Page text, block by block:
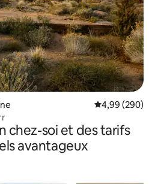
Évaluation
4,99 (290)
chez-soi et des tarifs
avantageux